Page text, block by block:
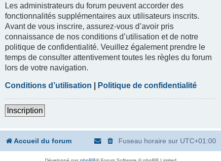
Les administrateurs du forum peuvent accorder des
fonctionnalités supplémentaires aux utilisateurs inscrits.
Avant de vous inscrire, assurez-vous d’avoir pris
connaissance de nos conditions d’utilisation et de notre
politique de confidentialité. Veuillez également prendre le
temps de consulter attentivement toutes les règles du forum
lors de votre navigation.
Conditions d’utilisation Politique de confidentialité
Inscription
Accueil du forum Fuseau horaire sur UTC+01:00